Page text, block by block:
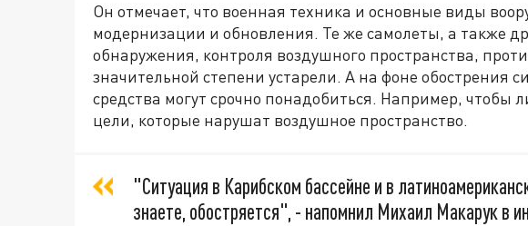
Он отмечает, что военная техника и основные виды
модернизации и обновления. Те же самолеты, а также
обнаружения, контроля воздушного пространства,
значительной степени устарели. А на фоне обострения
средства могут срочно понадобиться. Например, чтобы
цели, которые нарушат воздушное пространство.
"Ситуация в Карибском бассейне и в
знаете, обостряется", - напомнил Михаил Макарук в